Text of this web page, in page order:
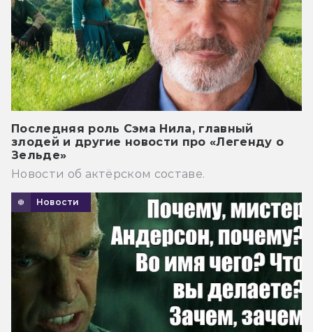
Последняя роль Сэма Нила, главный
злодей и другие новости про «Легенду о
Зельде»
Новости об актёрском составе.
Новости